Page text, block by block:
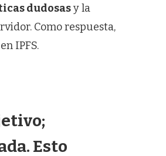
dudosasy la
Como respuesta,
IPFS.
Esto